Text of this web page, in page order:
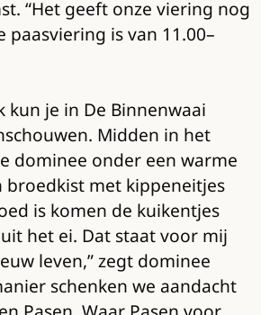
“Het geeft onze viering nog
paasviering is van 11.00–
kun je in De Binnenwaai
Midden in het
dominee onder een warme
broedkist met kippeneitjes
is komen de kuikentjes
het ei. Dat staat voor mij
leven,” zegt dominee
schenken we aandacht